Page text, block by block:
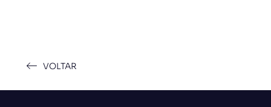
VOLTAR